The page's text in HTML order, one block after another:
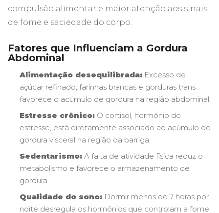
compulsão alimentar e maior atenção aos sinais
de fome e saciedade do corpo.
Fatores que Influenciam a Gordura
Abdominal
Alimentação desequilibrada: Excesso de
açúcar refinado, farinhas brancas e gorduras trans
favorece o acúmulo de gordura na região abdominal
Estresse crônico: O cortisol, hormônio do
estresse, está diretamente associado ao acúmulo de
gordura visceral na região da barriga
Sedentarismo: A falta de atividade física reduz o
metabolismo e favorece o armazenamento de
gordura
Qualidade do sono: Dormir menos de 7 horas por
noite desregula os hormônios que controlam a fome